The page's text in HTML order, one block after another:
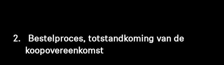
2.
Bestelproces, totstandkoming van de
koopovereenkomst